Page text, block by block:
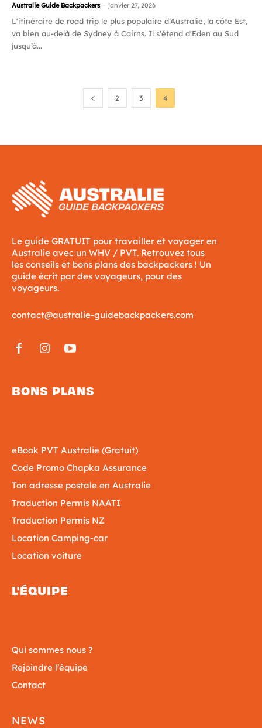
Australie Guide Backpackers - janvier 27, 2026
L'itinéraire de road trip le plus populaire d’Australie, la côte Est,
va bien au-delà de Sydney à Cairns. Il s'étend d'Eden au Sud
jusqu’à...
2 3 4
Le guide GRATUIT pour travailler et voyager en
Australie avec un WHV / PVT. Retrouvez tous
les conseils et bons plans des backpackers ! Un
guide écrit par des voyageurs, pour des
voyageurs.
contact@australie-guidebackpackers.com
BONS PLANS
eBook PVT Australie (Gratuit)
Code Promo Chapka Assurance
Ton adresse postale en Australie
Traduction Permis NAATI
Traduction Permis NZ
Location Camping-car
Location voiture
L'ÉQUIPE
Qui sommes nous ?
Rejoindre l’équipe
Contact
NEWS